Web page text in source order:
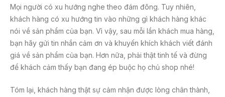
Mọi người có xu hướng nghe theo đám đông. Tuy nhiên,
khách hàng có xu hướng tin vào những gì khách hàng khác
nói về sản phẩm của bạn. Vì vậy, sau mỗi lần khách mua hàng,
bạn hãy gửi tin nhắn cảm ơn và khuyến khích khách viết đánh
giá về sản phẩm của bạn. Hơn nữa, phải thật tinh tế và đừng
để khách cảm thấy bạn đang ép buộc họ chủ shop nhé!
Tóm lại, khách hàng thật sự cảm nhận được lòng chân thành,